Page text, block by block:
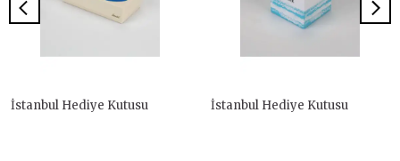
İstanbul Hediye Kutusu İstanbul Hediye Kutusu